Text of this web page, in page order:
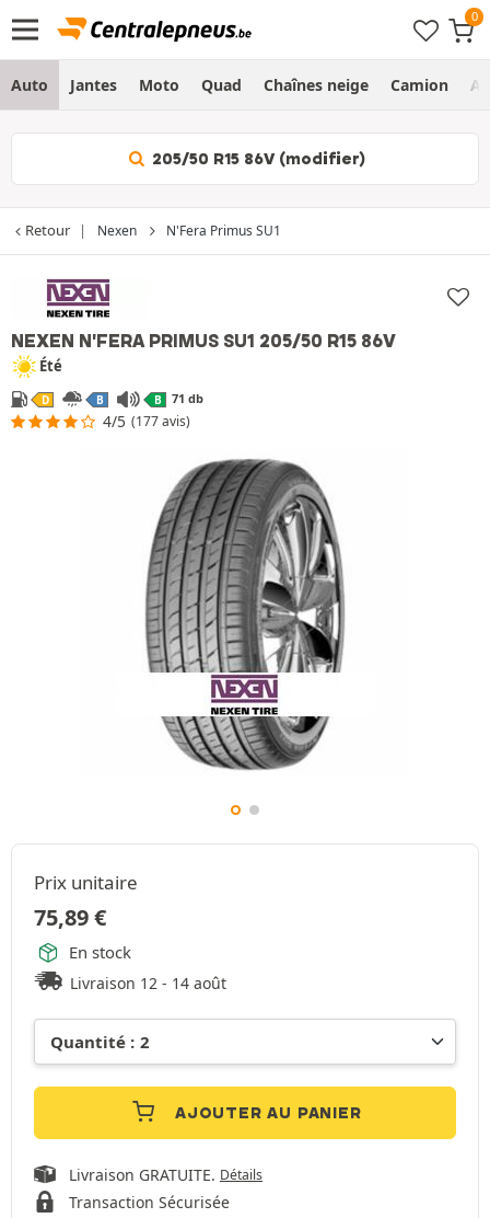
Auto Jantes Moto Quad Chaînes neige Camion
205/50 R15 86V (modifier)
Retour Nexen N'Fera Primus SU1
NEXEN N'FERA PRIMUS SU1 205/50 R15 86V
Été
D B B 71 db
4/5 (177 avis)
Prix unitaire
75,89€
En stock
Livraison 12 - 14 août
AJOUTER AU PANIER
Livraison GRATUITE. Détails
Transaction Sécurisée